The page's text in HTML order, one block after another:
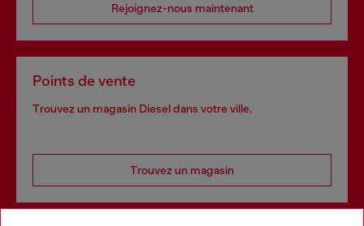
Rejoignez-nous maintenant
Points de vente
Trouvez un magasin Diesel dans votre ville.
Trouvez un magasin